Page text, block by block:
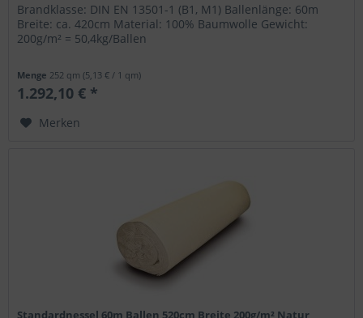
Brandklasse: DIN EN 13501-1 (B1, M1) Ballenlänge: 60m
Breite: ca. 420cm Material: 100% Baumwolle Gewicht:
200g/m² = 50,4kg/Ballen
Menge 252 qm(5,13 € / 1 qm)
1.292,10 € *
Merken
Standardnessel 60m Ballen 520cm Breite 200g/m² Natur